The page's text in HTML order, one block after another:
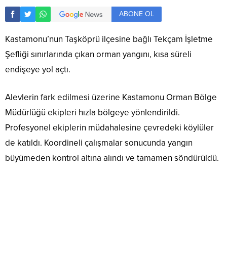
ABONE OL
Kastamonu’nun Taşköprü ilçesine bağlı Tekçam İşletme
Şefliği sınırlarında çıkan orman yangını, kısa süreli
endişeye yol açtı.
Alevlerin fark edilmesi üzerine Kastamonu Orman Bölge
Müdürlüğü ekipleri hızla bölgeye yönlendirildi.
Profesyonel ekiplerin müdahalesine çevredeki köylüler
de katıldı. Koordineli çalışmalar sonucunda yangın
büyümeden kontrol altına alındı ve tamamen söndürüldü.